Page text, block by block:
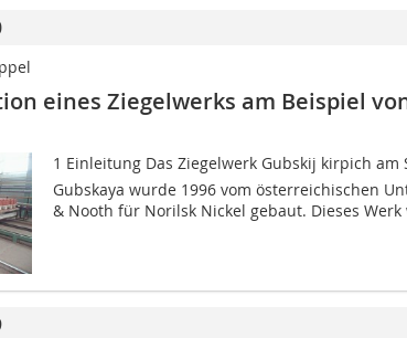
eines Ziegelwerks am Beispiel
1 Einleitung Das Ziegelwerk Gubskij kirpich
Gubskaya wurde 1996 vom österreichischen
& Nooth für Norilsk Nickel gebaut. Dieses